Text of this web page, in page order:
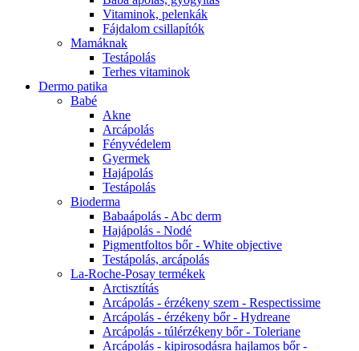
Vitaminok, pelenkák
Fájdalom csillapítók
Mamáknak
Testápolás
Terhes vitaminok
Dermo patika
Babé
Akne
Arcápolás
Fényvédelem
Gyermek
Hajápolás
Testápolás
Bioderma
Babaápolás - Abc derm
Hajápolás - Nodé
Pigmentfoltos bőr - White objective
Testápolás, arcápolás
La-Roche-Posay termékek
Arctisztítás
Arcápolás - érzékeny szem - Respectissime
Arcápolás - érzékeny bőr - Hydreane
Arcápolás - túlérzékeny bőr - Toleriane
Arcápolás - kipirosodásra hajlamos bőr -